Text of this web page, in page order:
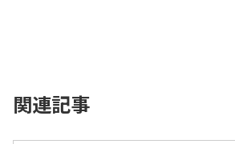
関連記事